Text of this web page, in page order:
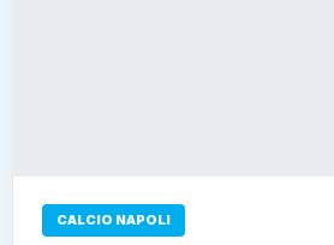
CALCIO NAPOLI